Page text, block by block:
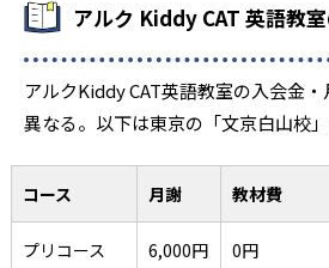
アルク Kiddy CAT 英語教
アルクKiddy CAT英語教室の入会金
異なる。以下は東京の「文京白山校」
コース 月謝 教材費
プリコース 6,000円 0円